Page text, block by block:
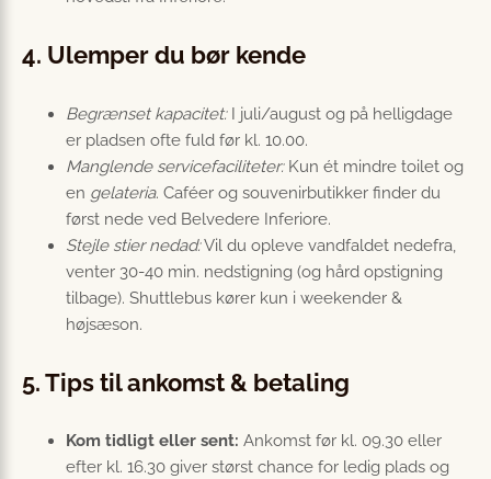
4. Ulemper du bør kende
Begrænset kapacitet:I juli/august og på helligdage
er pladsen ofte fuld før kl. 10.00.
Manglende servicefaciliteter:Kun ét mindre toilet og
en gelateria. Caféer og souvenirbutikker finder du
først nede ved Belvedere Inferiore.
Stejle stier nedad:Vil du opleve vandfaldet nedefra,
venter 30-40 min. nedstigning (og hård opstigning
tilbage). Shuttlebus kører kun i weekender &
højsæson.
5. Tips til ankomst & betaling
Kom tidligt eller sent: Ankomst før kl. 09.30 eller
efter kl. 16.30 giver størst chance for ledig plads og